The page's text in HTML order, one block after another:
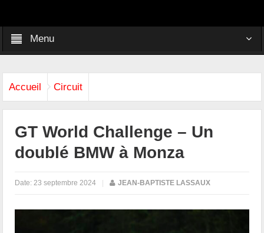
Menu
Accueil Circuit
GT World Challenge – Un
doublé BMW à Monza
Date: 23 septembre 2024 | JEAN-BAPTISTE LASSAUX